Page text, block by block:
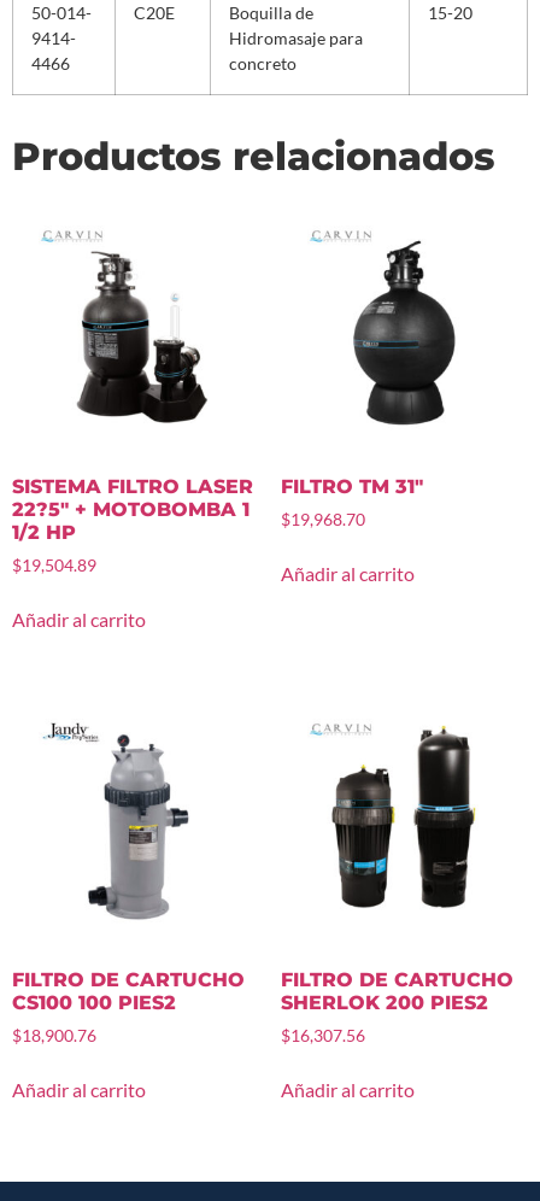
50-014-
9414-
4466
C20E
Boquilla de
Hidromasaje para
concreto
15-20
Productos relacionados
SISTEMA FILTRO LASER
22?5″ + MOTOBOMBA 1
1/2 HP
$19,504.89
Añadir al carrito
FILTRO TM 31″
$19,968.70
Añadir al carrito
FILTRO DE CARTUCHO
CS100 100 PIES2
$18,900.76
Añadir al carrito
FILTRO DE CARTUCHO
SHERLOK 200 PIES2
$16,307.56
Añadir al carrito